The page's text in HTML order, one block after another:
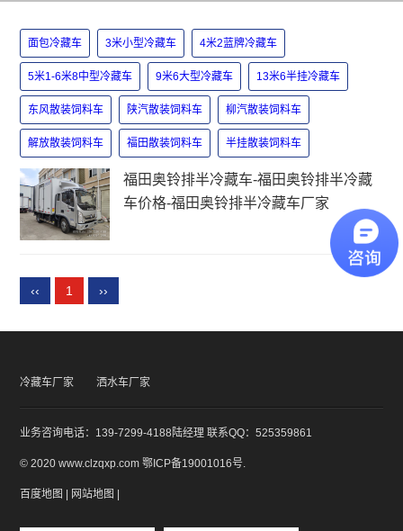
面包冷藏车 3米小型冷藏车 4米2蓝牌冷藏车
5米1-6米8中型冷藏车 9米6大型冷藏车 13米6半挂冷藏车
东风散装饲料车 陕汽散装饲料车 柳汽散装饲料车
解放散装饲料车 福田散装饲料车 半挂散装饲料车
福田奥铃排半冷藏车-福田奥铃排半冷藏
车价格-福田奥铃排半冷藏车厂家
‹‹ 1 ››
冷藏车厂家 洒水车厂家
业务咨询电话：139-7299-4188陆经理 联系QQ：525359861
© 2020 www.clzqxp.com鄂ICP备19001016号.
百度地图 网站地图